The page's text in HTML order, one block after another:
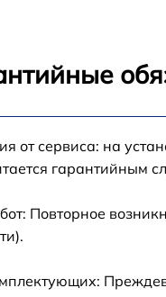
блока питания
VG27BQ
от сервиса: на
гарантийным
Повторное